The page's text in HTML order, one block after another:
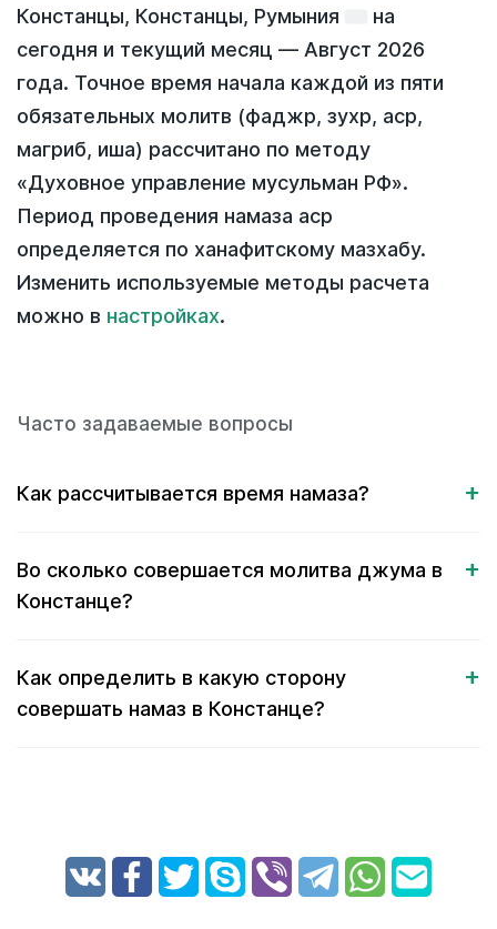
Констанцы, Констанцы, Румыния
на
сегодня и текущий месяц — Август 2026
года. Точное время начала каждой из пяти
обязательных молитв (фаджр, зухр, аср,
магриб, иша) рассчитано по методу
«Духовное управление мусульман РФ».
Период проведения намаза аср
определяется по ханафитскому мазхабу.
Изменить используемые методы расчета
можно в настройках.
Часто задаваемые вопросы
Как рассчитывается время намаза?
Во сколько совершается молитва джума в
Констанце?
Как определить в какую сторону
совершать намаз в Констанце?